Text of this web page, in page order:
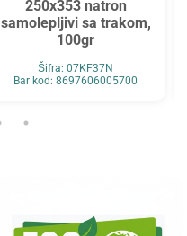
250x353 natron
samolepljivi sa trakom,
100gr
Šifra: 07KF37N
Bar kod: 8697606005700